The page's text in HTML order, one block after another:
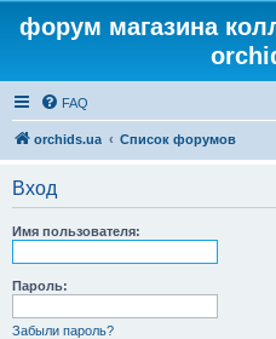
форум магазина
FAQ
orchids.ua Список форумов
Вход
Имя пользователя:
Пароль:
Забыли пароль?